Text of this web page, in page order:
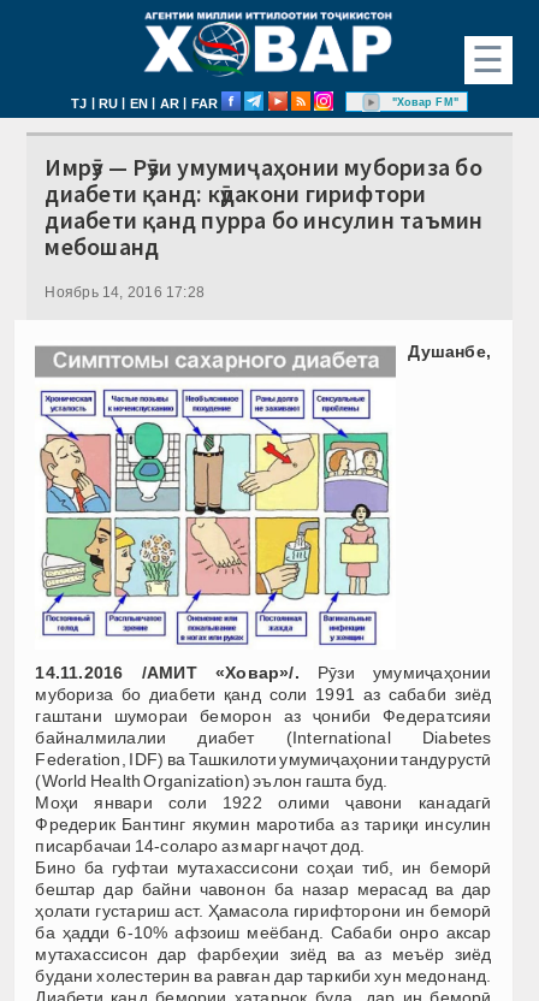
☰
TJ | RU | EN | AR | FAR "Ховар FM"
Имрӯз — Рӯзи умумиҷаҳонии мубориза бо
диабети қанд: кӯдакони гирифтори
диабети қанд пурра бо инсулин таъмин
мебошанд
Ноябрь 14, 2016 17:28
Душанбе,
14.11.2016 /АМИТ «Ховар»/. Рӯзи умумиҷаҳонии
мубориза бо диабети қанд соли 1991 аз сабаби зиёд
гаштани шумораи беморон аз ҷониби Федератсияи
байналмилалии диабет (International Diabetes
Federation, IDF) ва Ташкилоти умумиҷаҳонии тандурустӣ
(World Health Organization) эълон гашта буд.
Моҳи январи соли 1922 олими ҷавони канадагӣ
Фредерик Бантинг якумин маротиба аз тариқи инсулин
писарбачаи 14-соларо аз марг наҷот дод.
Бино ба гуфтаи мутахассисони соҳаи тиб, ин беморӣ
бештар дар байни чавонон ба назар мерасад ва дар
ҳолати густариш аст. Ҳамасола гирифторони ин беморӣ
ба ҳадди 6-10% афзоиш меёбанд. Сабаби онро аксар
мутахассисон дар фарбеҳии зиёд ва аз меъёр зиёд
будани холестерин ва равған дар таркиби хун медонанд.
Диабети қанд бемории хатарнок буда, дар ин беморӣ